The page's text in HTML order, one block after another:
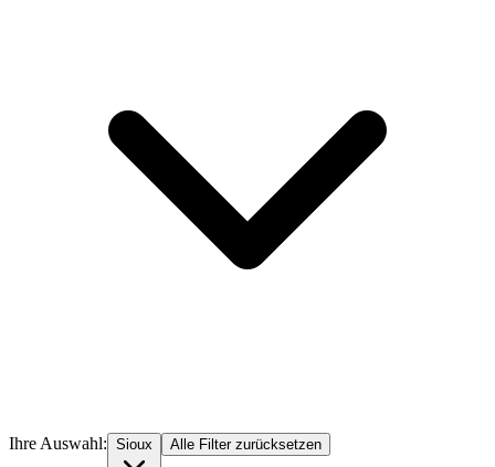
Ihre Auswahl: Sioux Alle Filter zurücksetzen